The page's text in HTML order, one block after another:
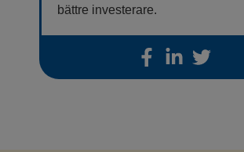
bättre investerare.